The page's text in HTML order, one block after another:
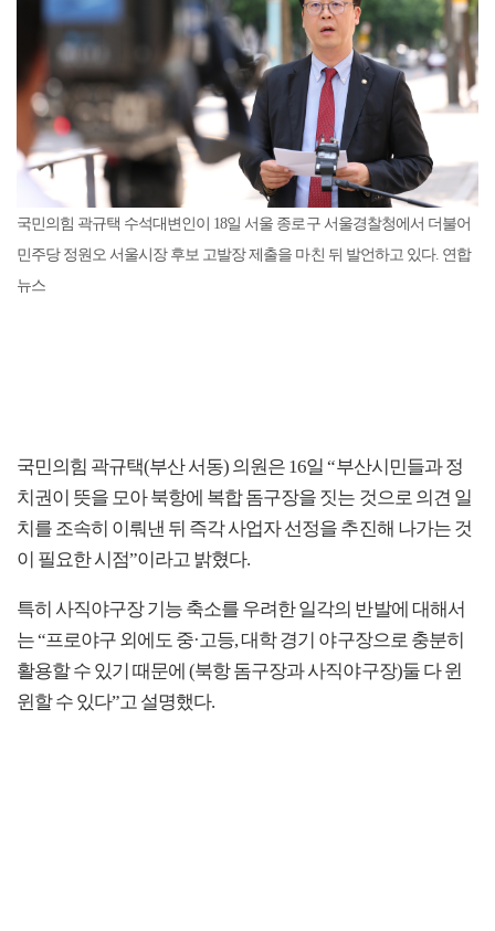
국민의힘 곽규택 수석대변인이 18일 서울 종로구 서울경찰청에서 더불어
민주당 정원오 서울시장 후보 고발장 제출을 마친 뒤 발언하고 있다. 연합
뉴스
국민의힘 곽규택(부산 서동) 의원은 16일 “부산시민들과 정
치권이 뜻을 모아 북항에 복합 돔구장을 짓는 것으로 의견 일
치를 조속히 이뤄낸 뒤 즉각 사업자 선정을 추진해 나가는 것
이 필요한 시점”이라고 밝혔다.
특히 사직야구장 기능 축소를 우려한 일각의 반발에 대해서
는 “프로야구 외에도 중·고등, 대학 경기 야구장으로 충분히
활용할 수 있기 때문에 (북항 돔구장과 사직야구장)둘 다 윈
윈할 수 있다”고 설명했다.